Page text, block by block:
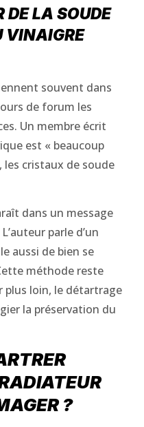
DE LA SOUDE
VINAIGRE
souvent dans
de forum les
Un membre écrit
est « beaucoup
les cristaux de soude
dans un message
parle d’un
aussi de bien se
méthode reste
plus loin, le détartrage
la préservation du
?